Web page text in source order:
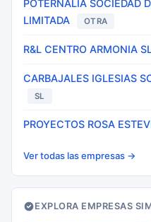
POTERNALIA SOCIEDAD
LIMITADA
OTRA
R&L CENTRO ARMONIA
CARBAJALES IGLESIAS
SL
PROYECTOS ROSA
Ver todas las empresas →
EXPLORA EMPRESAS